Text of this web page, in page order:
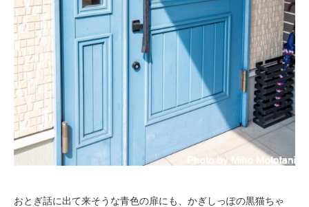
おとぎ話に出て来そうな青色の扉にも、かぎしっぽの黒猫ちゃ